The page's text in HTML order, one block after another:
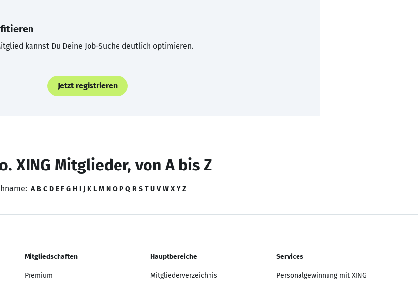
kannst Du Deine Job-Suche deutlich optimieren.
Jetzt registrieren
XING Mitglieder, von A bis Z
A B C D E F G H I J K L M N O P Q R S T U V W X Y Z
Mitgliedschaften
Premium
Hauptbereiche
Mitgliederverzeichnis
Services
Personalgewinnung mit XING